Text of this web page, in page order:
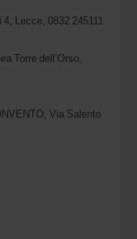
Lecce, 0832 245111
Torre dell’Orso,
Via Salento